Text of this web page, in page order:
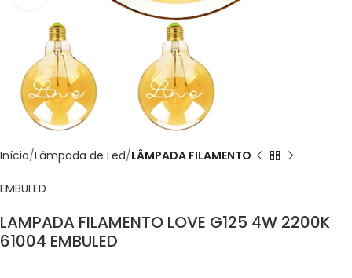
Início Lâmpada de Led LÂMPADA FILAMENTO
EMBULED
LAMPADA FILAMENTO LOVE G125 4W 2200K
61004 EMBULED